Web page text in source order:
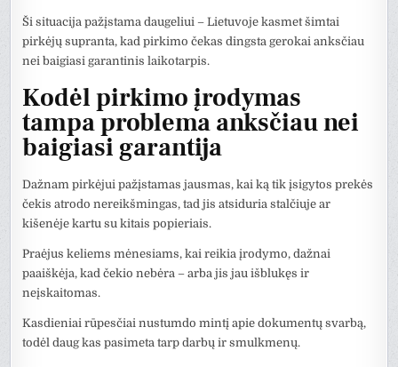
Ši situacija pažįstama daugeliui – Lietuvoje kasmet šimtai
pirkėjų supranta, kad pirkimo čekas dingsta gerokai anksčiau
nei baigiasi garantinis laikotarpis.
Kodėl pirkimo įrodymas
tampa problema anksčiau nei
baigiasi garantija
Dažnam pirkėjui pažįstamas jausmas, kai ką tik įsigytos prekės
čekis atrodo nereikšmingas, tad jis atsiduria stalčiuje ar
kišenėje kartu su kitais popieriais.
Praėjus keliems mėnesiams, kai reikia įrodymo, dažnai
paaiškėja, kad čekio nebėra – arba jis jau išblukęs ir
neįskaitomas.
Kasdieniai rūpesčiai nustumdo mintį apie dokumentų svarbą,
todėl daug kas pasimeta tarp darbų ir smulkmenų.